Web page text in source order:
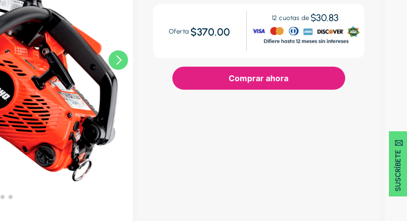
SUSCRÍBETE 🖂
Oferta $370.00
12 cuotas de $30.83
Comprar ahora